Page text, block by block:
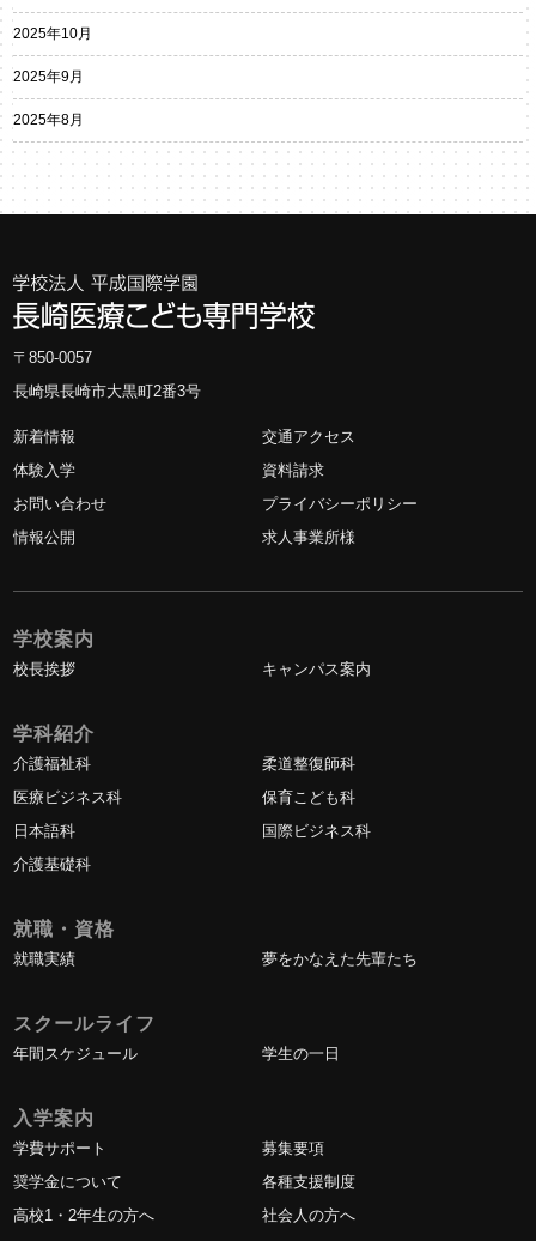
2025年10月
2025年9月
2025年8月
〒850-0057
長崎県長崎市大黒町2番3号
新着情報
交通アクセス
体験入学
資料請求
お問い合わせ
プライバシーポリシー
情報公開
求人事業所様
学校案内
校長挨拶 キャンパス案内
学科紹介
介護福祉科
柔道整復師科
医療ビジネス科
保育こども科
日本語科
国際ビジネス科
介護基礎科
就職・資格
就職実績 夢をかなえた先輩たち
スクールライフ
年間スケジュール 学生の一日
入学案内
学費サポート
募集要項
奨学金について
各種支援制度
高校1・2年生の方へ
社会人の方へ